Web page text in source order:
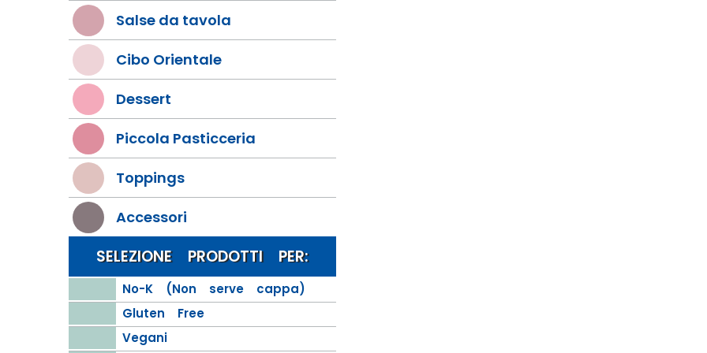
Salse da tavola
Cibo Orientale
Dessert
Piccola Pasticceria
Toppings
Accessori
SELEZIONE PRODOTTI PER:
No-K (Non serve cappa)
Gluten Free
Vegani